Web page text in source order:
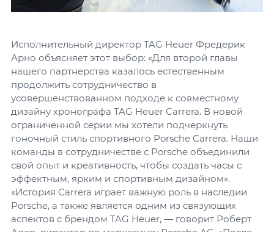
Исполнительный директор TAG Heuer Фредерик
Арно объясняет этот выбор: «Для второй главы
нашего партнерства казалось естественным
продолжить сотрудничество в
усовершенствованном подходе к совместному
дизайну хронографа TAG Heuer Carrera. В новой
ограниченной серии мы хотели подчеркнуть
гоночный стиль спортивного Porsche Carrera. Наши
команды в сотрудничестве с Porsche объединили
свой опыт и креативность, чтобы создать часы с
эффектным, ярким и спортивным дизайном».
«История Carrera играет важную роль в наследии
Porsche, а также является одним из связующих
аспектов с брендом TAG Heuer, — говорит Роберт